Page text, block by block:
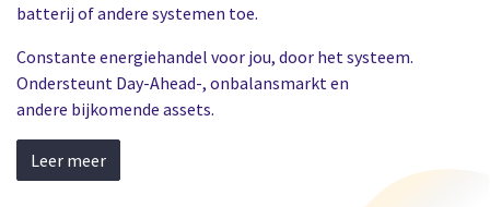
batterij of andere systemen toe.
Constante energiehandel voor jou, door het systeem.
Ondersteunt Day-Ahead-, onbalansmarkt en
andere bijkomende assets.
Leer meer